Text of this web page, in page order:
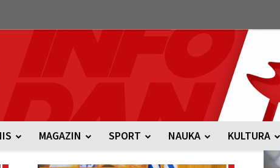
MAGAZIN SPORT NAUKA KULTURA